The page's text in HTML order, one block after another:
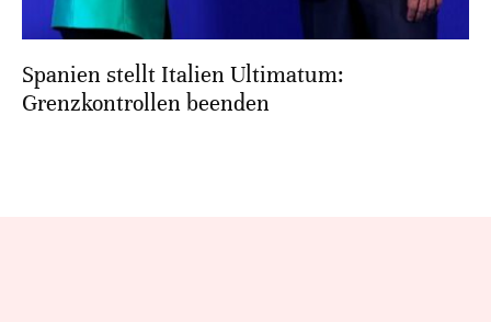
Spanien stellt Italien Ultimatum:
Grenzkontrollen beenden